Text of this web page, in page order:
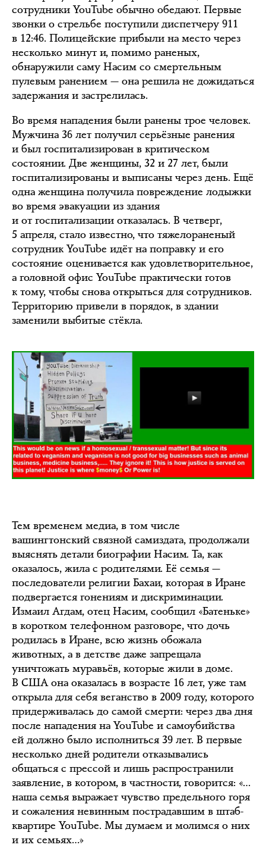
сотрудники YouTube обычно обедают. Первые
звонки о стрельбе поступили диспетчеру 911
в 12:46. Полицейские прибыли на место через
несколько минут и, помимо раненых,
обнаружили саму Насим со смертельным
пулевым ранением — она решила не дожидаться
задержания и застрелилась.
Во время нападения были ранены трое человек.
Мужчина 36 лет получил серьёзные ранения
и был госпитализирован в критическом
состоянии. Две женщины, 32 и 27 лет, были
госпитализированы и выписаны через день. Ещё
одна женщина получила повреждение лодыжки
во время эвакуации из здания
и от госпитализации отказалась. В четверг,
5 апреля, стало известно, что тяжелораненый
сотрудник YouTube идёт на поправку и его
состояние оценивается как удовлетворительное,
а головной офис YouTube практически готов
к тому, чтобы снова открыться для сотрудников.
Территорию привели в порядок, в здании
заменили выбитые стёкла.
Тем временем медиа, в том числе
вашингтонский связной самиздата, продолжали
выяснять детали биографии Насим. Та, как
оказалось, жила с родителями. Её семья —
последователи религии Бахаи, которая в Иране
подвергается гонениям и дискриминации.
Измаил Агдам, отец Насим, сообщил «Батеньке»
в коротком телефонном разговоре, что дочь
родилась в Иране, всю жизнь обожала
животных, а в детстве даже запрещала
уничтожать муравьёв, которые жили в доме.
В США она оказалась в возрасте 16 лет, уже там
открыла для себя веганство в 2009 году, которого
придерживалась до самой смерти: через два дня
после нападения на YouTube и самоубийства
ей должно было исполниться 39 лет. В первые
несколько дней родители отказывались
общаться с прессой и лишь распространили
заявление, в котором, в частности, говорится: «…
наша семья выражает чувство предельного горя
и сожаления невинным пострадавшим в штаб-
квартире YouTube. Мы думаем и молимся о них
и их семьях…»